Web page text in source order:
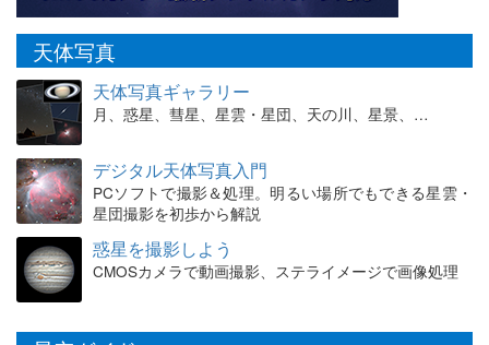
天体写真
天体写真ギャラリー
月、惑星、彗星、星雲・星団、天の川、星景、…
デジタル天体写真入門
PCソフトで撮影＆処理。明るい場所でもできる星雲・
星団撮影を初歩から解説
惑星を撮影しよう
CMOSカメラで動画撮影、ステライメージで画像処理